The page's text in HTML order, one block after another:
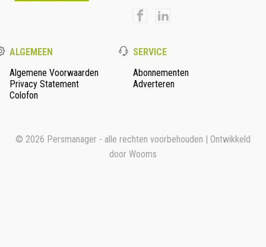
ALGEMEEN
Algemene Voorwaarden
Privacy Statement
Colofon
SERVICE
Abonnementen
Adverteren
© 2026 Persmanager - alle rechten voorbehouden | Ontwikkeld
door Wooms